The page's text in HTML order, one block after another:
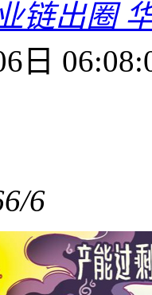
链出圈
日
6/6